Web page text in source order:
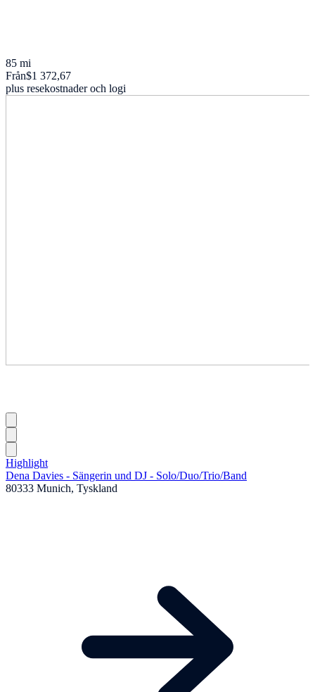
85 mi
Från$1 372,67
plus resekostnader och logi
Highlight
Dena Davies - Sängerin und DJ - Solo/Duo/Trio/Band
80333 Munich, Tyskland